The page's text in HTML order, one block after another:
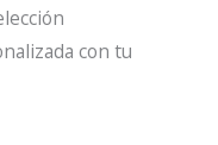
con tu